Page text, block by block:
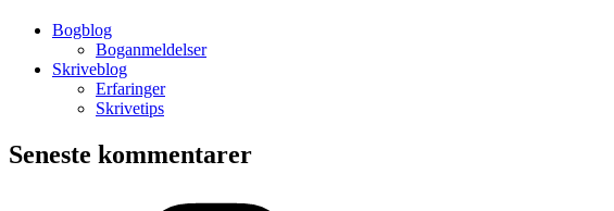
Bogblog
Boganmeldelser
Skriveblog
Erfaringer
Skrivetips
Seneste kommentarer